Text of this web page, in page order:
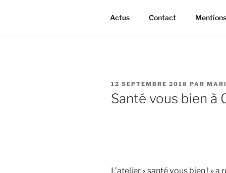
Actus Contact
PUBLIÉ
LE
12 SEPTEMBRE 2018 PAR
Santé vous bien à
L’atelier « santé vous bien ! »